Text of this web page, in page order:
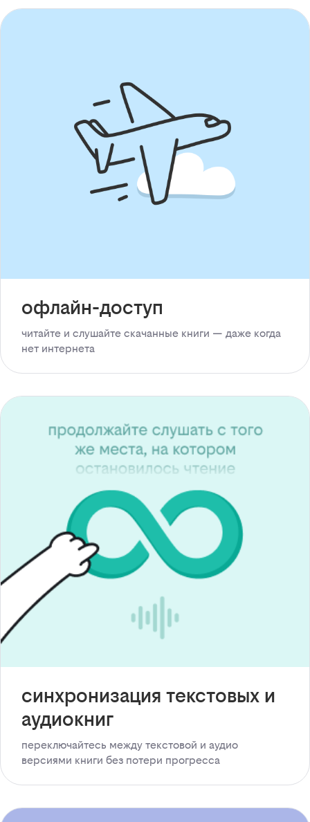
офлайн-доступ
читайте и слушайте скачанные книги — даже когда
нет интернета
синхронизация текстовых и
аудиокниг
переключайтесь между текстовой и аудио
версиями книги без потери прогресса